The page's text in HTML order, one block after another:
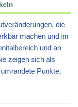
die
machen und im
und an
zeigen sich als
Punkte,